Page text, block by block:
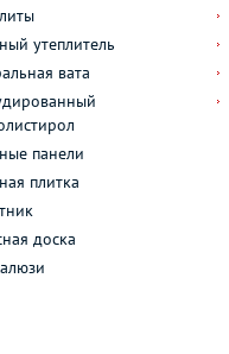
утеплитель
вата
панели
плитка
доска